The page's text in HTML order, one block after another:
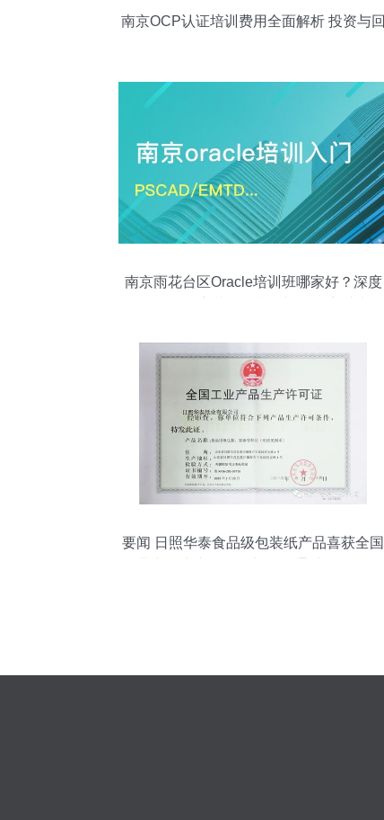
南京OCP认证培训费用全面解析 投资与回
南京雨花台区Oracle培训班哪家好？深度
要闻 日照华泰食品级包装纸产品喜获全国